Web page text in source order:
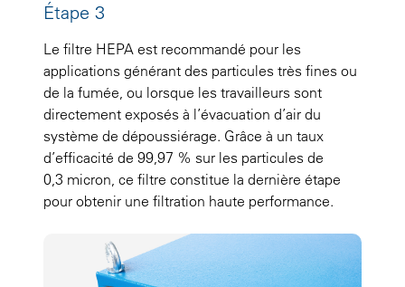
Étape 3
Le filtre HEPA est recommandé pour les
applications générant des particules très fines ou
de la fumée, ou lorsque les travailleurs sont
directement exposés à l’évacuation d’air du
système de dépoussiérage. Grâce à un taux
d’efficacité de 99,97 % sur les particules de
0,3 micron, ce filtre constitue la dernière étape
pour obtenir une filtration haute performance.